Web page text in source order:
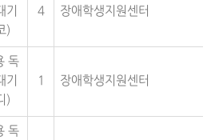
기
)
4 장애학생지원센터
독
기
)
1 장애학생지원센터
독